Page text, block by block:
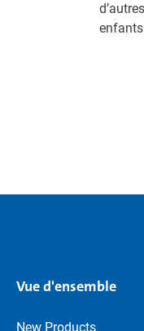
Vue d'ensemble
New Products